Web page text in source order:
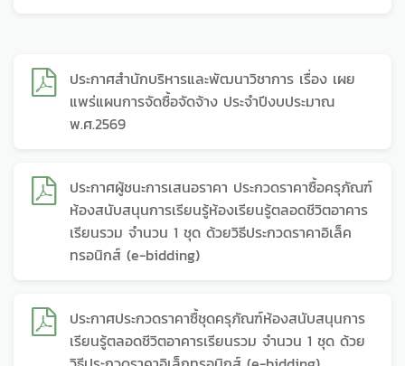
ประกาศสำนักบริหารและพัฒนาวิชาการ เรื่อง เผย
แพร่แผนการจัดซื้อจัดจ้าง ประจำปีงบประมาณ
พ.ศ.2569
ประกาศผู้ชนะการเสนอราคา ประกวดราคาซื้อครุภัณฑ์
ห้องสนับสนุนการเรียนรู้ห้องเรียนรู้ตลอดชีวิตอาคาร
เรียนรวม จำนวน 1 ชุด ด้วยวิธีประกวดราคาอิเล็ค
ทรอนิกส์ (e-bidding)
ประกาศประกวดราคาซื้ชุดครุภัณฑ์ห้องสนับสนุนการ
เรียนรู้ตลอดชีวิตอาคารเรียนรวม จำนวน 1 ชุด ด้วย